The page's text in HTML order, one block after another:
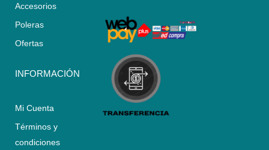
Accesorios
Poleras
Ofertas
INFORMACIÓN
Mi Cuenta
Términos y
condiciones
p
a
m
k